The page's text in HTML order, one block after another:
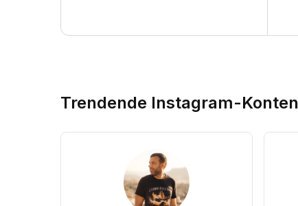
Trendende Instagram-Konten